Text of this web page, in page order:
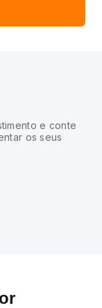
e conte
os seus